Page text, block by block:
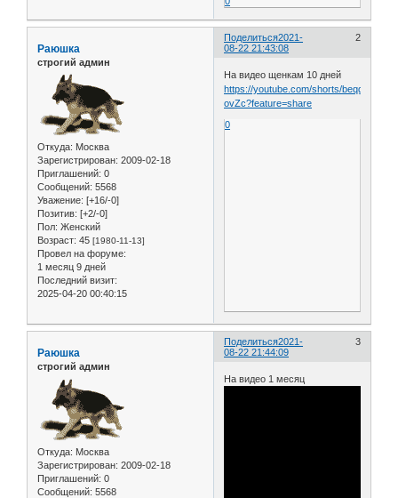
Поделиться 2
2021-
08-22 21:43:08
Раюшка
строгий админ
Откуда: Москва
Зарегистрирован: 2009-02-18
Приглашений: 0
Сообщений: 5568
Уважение: [+16/-0]
Позитив: [+2/-0]
Пол: Женский
Возраст: 45 [1980-11-13]
Провел на форуме:
1 месяц 9 дней
Последний визит:
2025-04-20 00:40:15
На видео щенкам 10 дней
https://youtube.com/shorts/beqg4O-
ovZc?feature=share
0
Поделиться 3
2021-
08-22 21:44:09
Раюшка
строгий админ
Откуда: Москва
Зарегистрирован: 2009-02-18
Приглашений: 0
Сообщений: 5568
На видео 1 месяц